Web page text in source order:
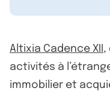
Altixia Cadence XII ,
activités à
immobilier et